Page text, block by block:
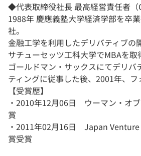
◆代表取締役社長 最高経営責任者（
1988年 慶應義塾大学経済学部を卒
社。
金融工学を利用したデリバティブの
サチューセッツ工科大学でMBAを取
ゴールドマン・サックスにてデリバ
ティングに従事した後、2001年、フ
【受賞歴】
・2010年12月06日 ウーマン・オ
賞
・2011年02月16日 Japan
賞受賞